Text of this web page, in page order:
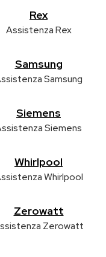
Rex
Assistenza Rex
Samsung
Samsung
Siemens
Siemens
Whirlpool
Whirlpool
Zerowatt
Zerowatt